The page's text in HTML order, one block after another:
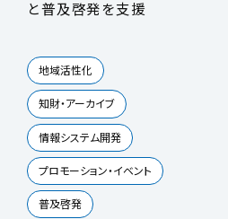
と普及啓発を支援
地域活性化
知財・アーカイブ
情報システム開発
プロモーション・イベント
普及啓発